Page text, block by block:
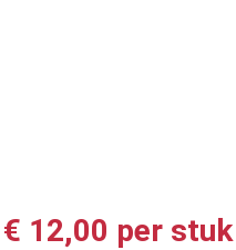
€ 12,00 per stuk